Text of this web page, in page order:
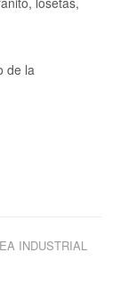
de la
INDUSTRIAL